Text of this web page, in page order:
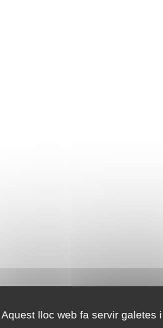
Aquest lloc web fa servir galetes